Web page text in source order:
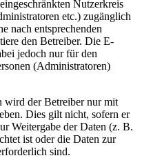
Nutzerkreis
etc.) zugänglich
nach entsprechenden
den Betreiber. Die E-
jedoch nur für den
(Administratoren)
wird der Betreiber nur mit
Dies gilt nicht, sofern er
Weitergabe der Daten (z. B.
ist oder die Daten zur
sind.